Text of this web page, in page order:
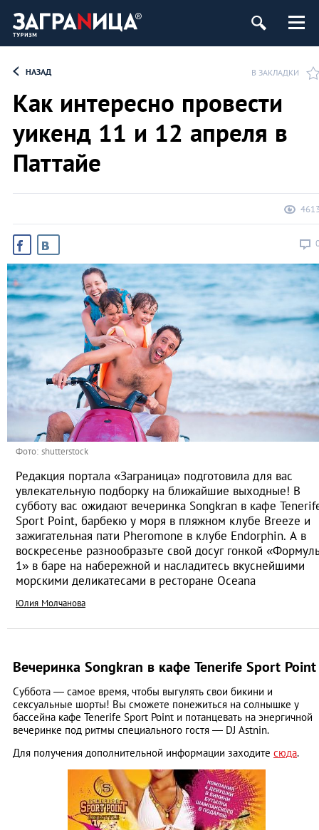
НАЗАД В ЗАКЛАДКИ
Как интересно провести
уикенд 11 и 12 апреля в
Паттайе
Фото: shutterstock
Редакция портала «Заграница» подготовила для вас
увлекательную подборку на ближайшие выходные! В
субботу вас ожидают вечеринка Songkran в кафе
Sport Point, барбекю у моря в пляжном клубе Breeze и
зажигательная пати Pheromone в клубе Endorphin. А в
воскресенье разнообразьте свой досуг гонкой
1» в баре на набережной и насладитесь вкуснейшими
морскими деликатесами в ресторане Oceana
Юлия Молчанова
Вечеринка Songkran в кафе Tenerife Sport Point
Суббота ― самое время, чтобы выгулять свои бикини и
сексуальные шорты! Вы сможете понежиться на солнышке у
бассейна кафе Tenerife Sport Point и потанцевать на энергичной
вечеринке под ритмы специального гостя ― DJ Astnin.
Для получения дополнительной информации заходите сюда.